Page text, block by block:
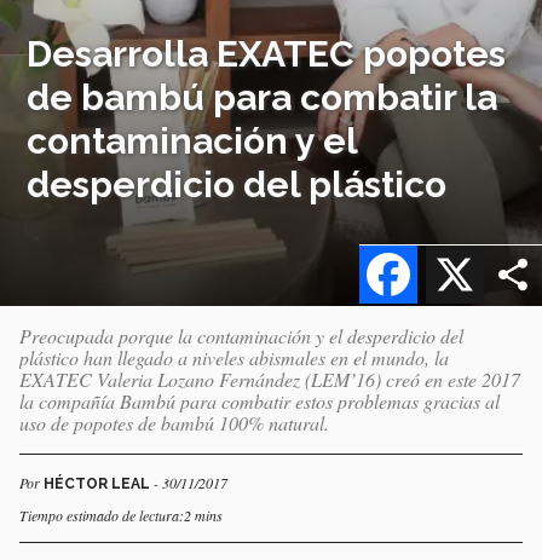
Desarrolla EXATEC popotes
de bambú para combatir la
contaminación y el
desperdicio del plástico
X
Facebook
Preocupada porque la contaminación y el desperdicio del
plástico han llegado a niveles abismales en el mundo, la
EXATEC Valeria Lozano Fernández (LEM’16) creó en este 2017
la compañía Bambú para combatir estos problemas gracias al
uso de popotes de bambú 100% natural.
Por HÉCTOR LEAL - 30/11/2017
Tiempo estimado de lectura:2 mins